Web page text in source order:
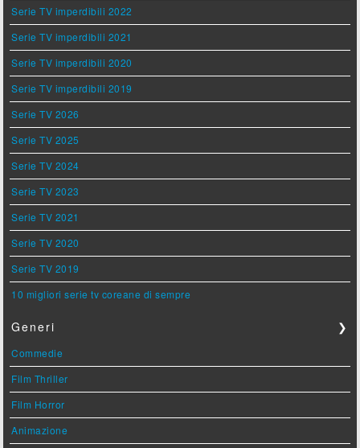
Serie TV imperdibili 2022
Serie TV imperdibili 2021
Serie TV imperdibili 2020
Serie TV imperdibili 2019
Serie TV 2026
Serie TV 2025
Serie TV 2024
Serie TV 2023
Serie TV 2021
Serie TV 2020
Serie TV 2019
10 migliori serie tv coreane di sempre
Generi ❯
Commedie
Film Thriller
Film Horror
Animazione